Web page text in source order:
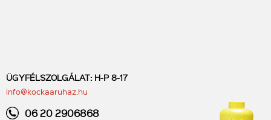
ÜGYFÉLSZOLGÁLAT: H-P 8-17
info@kockaaruhaz.hu
06 20 2906868